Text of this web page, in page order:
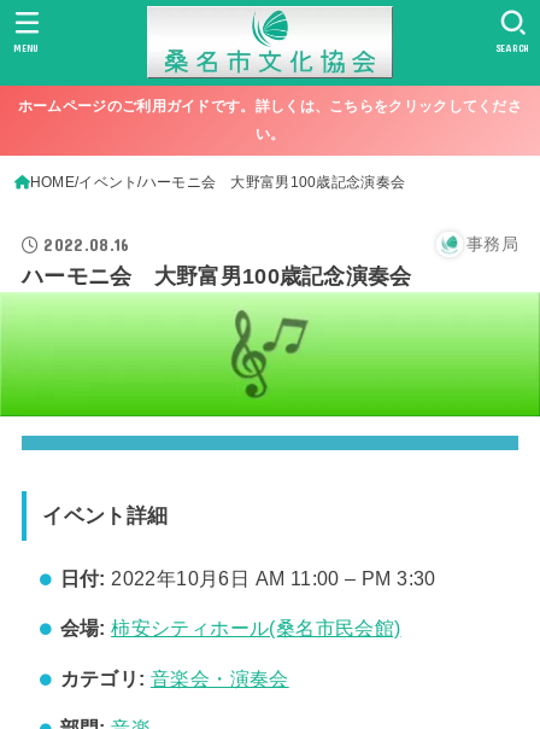
SEARCH
MENU
ホームページのご利用ガイドです。詳しくは、こちらをクリックしてくださ
い。
HOME イベント ハーモニ会 大野富男100歳記念演奏会
2022.08.16 事務局
ハーモニ会 大野富男100歳記念演奏会
イベント詳細
日付: 2022年10月6日 AM 11:00 – PM 3:30
会場: 柿安シティホール(桑名市民会館)
カテゴリ: 音楽会・演奏会